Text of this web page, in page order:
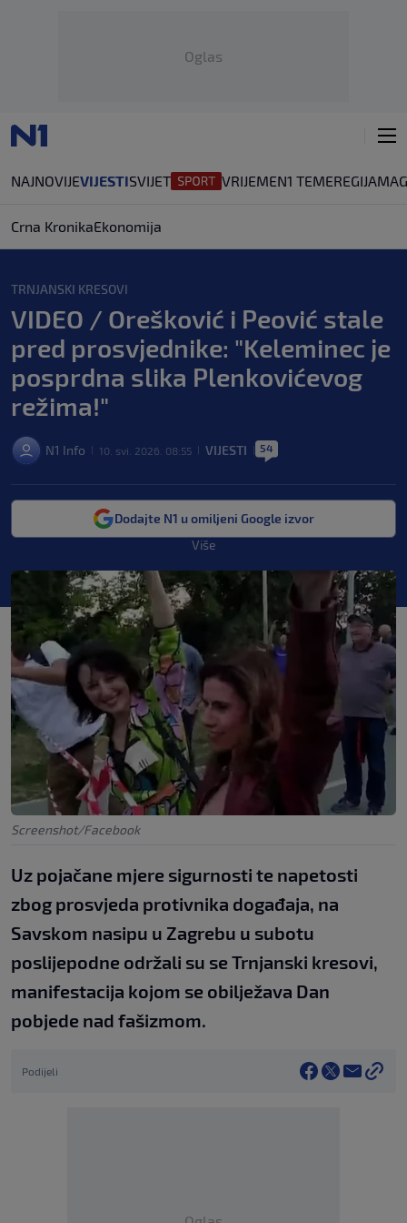
Oglas
NAJNOVIJEVIJESTISVIJET VRIJEMEN1 TEMEREGIJA
Crna KronikaEkonomija
TRNJANSKI KRESOVI
VIDEO / Orešković i Peović stale
pred prosvjednike: "Keleminec je
posprdna slika Plenkovićevog
režima!"
N1 Info 10. svi. 2026. 08:55 VIJESTI 54
Dodajte N1 u omiljeni Google izvor
Više
Screenshot/Facebook
Uz pojačane mjere sigurnosti te napetosti
zbog prosvjeda protivnika događaja, na
Savskom nasipu u Zagrebu u subotu
poslijepodne održali su se Trnjanski kresovi,
manifestacija kojom se obilježava Dan
pobjede nad fašizmom.
Podijeli